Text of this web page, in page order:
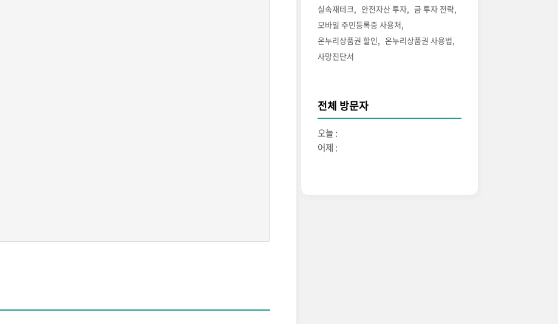
실속재테크
안전자산 투자
금 투자 전략
모바일 주민등록증 사용처
온누리상품권 할인
온누리상품권 사용법
사망진단서
전체 방문자
오늘 :
어제 :